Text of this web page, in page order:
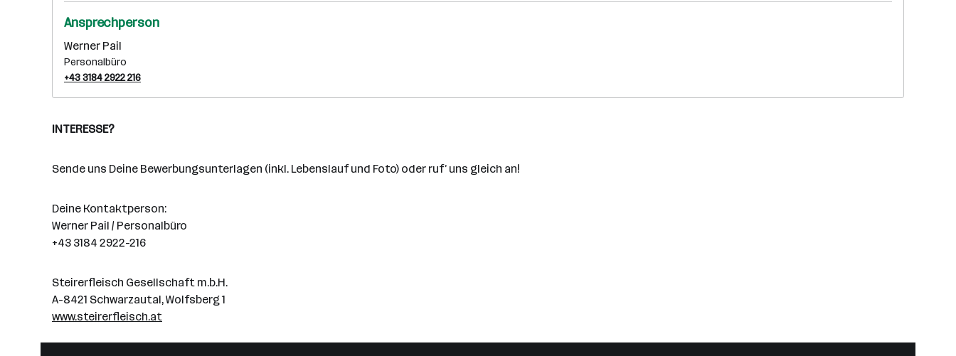
Ansprechperson
Werner Pail
Personalbüro
+43 3184 2922 216
INTERESSE?
Sende uns Deine Bewerbungsunterlagen (inkl. Lebenslauf und Foto) oder ruf’ uns gleich an!
Deine Kontaktperson:
Werner Pail / Personalbüro
+43 3184 2922-216
Steirerfleisch Gesellschaft m.b.H.
A-8421 Schwarzautal, Wolfsberg 1
www.steirerfleisch.at